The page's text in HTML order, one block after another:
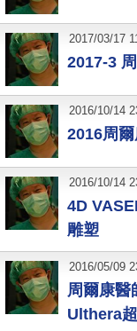
2017-3
2017/03/17
2016周
2016/10/14
4D
雕塑
2016/10/14
周爾康醫
Ulthera
2016/05/09